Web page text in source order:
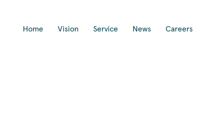
Home Vision Service News Careers